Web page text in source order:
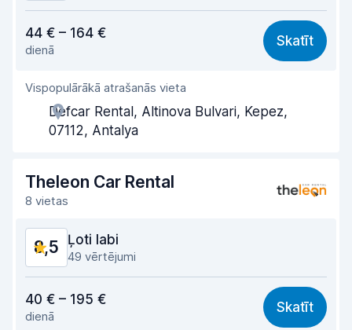
8,6
Viegli atrast 9,0
Aģentu atbalsts
Saņemšanas ātrums
Auto tīrība 9,0
Automašīnas stāvoklis
44 € – 164 €
dienā
Skatīt
Vispopulārākā atrašanās vieta
Defcar Rental, Altinova Bulvari, Kepez,
07112, Antalya
Theleon Car Rental
8 vietas
8,5 Ļoti labi
49 vērtējumi
8,3
Viegli atrast 8,5
40 € – 195 €
dienā
Skatīt